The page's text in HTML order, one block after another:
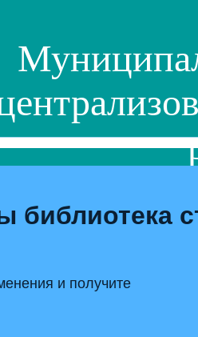
библиотека
и получите